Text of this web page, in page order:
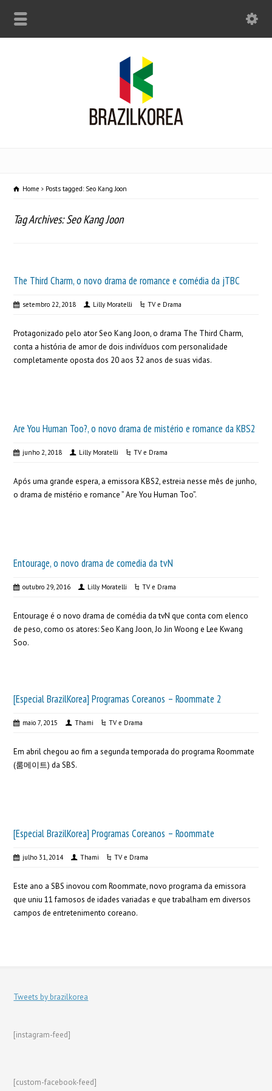
Home Posts tagged: Seo Kang Joon
Tag Archives: Seo Kang Joon
The Third Charm, o novo drama de romance e comédia da jTBC
setembro 22, 2018 Lilly Moratelli TV e Drama
Protagonizado pelo ator Seo Kang Joon, o drama The Third Charm,
conta a história de amor de dois indivíduos com personalidade
completamente oposta dos 20 aos 32 anos de suas vidas.
Are You Human Too?, o novo drama de mistério e romance da KBS2
junho 2, 2018 Lilly Moratelli TV e Drama
Após uma grande espera, a emissora KBS2, estreia nesse mês de junho,
o drama de mistério e romance ” Are You Human Too”.
Entourage, o novo drama de comedia da tvN
outubro 29, 2016 Lilly Moratelli TV e Drama
Entourage é o novo drama de comédia da tvN que conta com elenco
de peso, como os atores: Seo Kang Joon, Jo Jin Woong e Lee Kwang
Soo.
[Especial BrazilKorea] Programas Coreanos – Roommate 2
maio 7, 2015 Thami TV e Drama
Em abril chegou ao fim a segunda temporada do programa Roommate
(룸메이트) da SBS.
[Especial BrazilKorea] Programas Coreanos – Roommate
julho 31, 2014 Thami TV e Drama
Este ano a SBS inovou com Roommate, novo programa da emissora
que uniu 11 famosos de idades variadas e que trabalham em diversos
campos de entretenimento coreano.
Tweets by brazilkorea
[instagram-feed]
[custom-facebook-feed]